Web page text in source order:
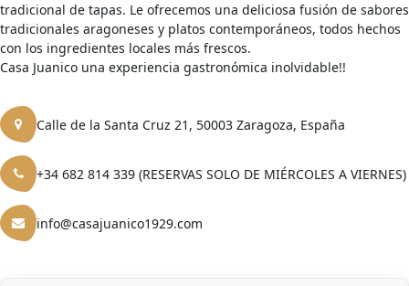
tradicional de tapas. Le ofrecemos una deliciosa fusión de sabores
tradicionales aragoneses y platos contemporáneos, todos hechos
con los ingredientes locales más frescos.
Casa Juanico una experiencia gastronómica inolvidable!!
Calle de la Santa Cruz 21, 50003 Zaragoza, España
+34 682 814 339 (RESERVAS SOLO DE MIÉRCOLES A VIERNES)
info@casajuanico1929.com